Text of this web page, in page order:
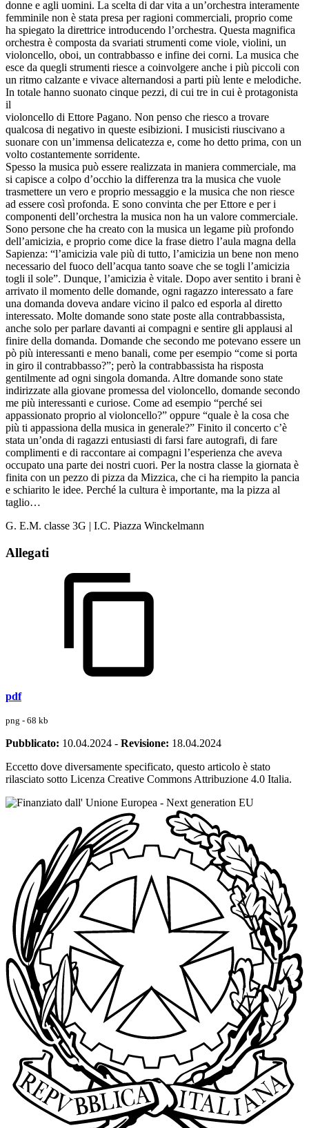
donne e agli uomini. La scelta di dar vita a un’orchestra interamente
femminile non è stata presa per ragioni commerciali, proprio come
ha spiegato la direttrice introducendo l’orchestra. Questa magnifica
orchestra è composta da svariati strumenti come viole, violini, un
violoncello, oboi, un contrabbasso e infine dei corni. La musica che
esce da quegli strumenti riesce a coinvolgere anche i più piccoli con
un ritmo calzante e vivace alternandosi a parti più lente e melodiche.
In totale hanno suonato cinque pezzi, di cui tre in cui è protagonista
il
violoncello di Ettore Pagano. Non penso che riesco a trovare
qualcosa di negativo in queste esibizioni. I musicisti riuscivano a
suonare con un’immensa delicatezza e, come ho detto prima, con un
volto costantemente sorridente.
Spesso la musica può essere realizzata in maniera commerciale, ma
si capisce a colpo d’occhio la differenza tra la musica che vuole
trasmettere un vero e proprio messaggio e la musica che non riesce
ad essere così profonda. E sono convinta che per Ettore e per i
componenti dell’orchestra la musica non ha un valore commerciale.
Sono persone che ha creato con la musica un legame più profondo
dell’amicizia, e proprio come dice la frase dietro l’aula magna della
Sapienza: “l’amicizia vale più di tutto, l’amicizia un bene non meno
necessario del fuoco dell’acqua tanto soave che se togli l’amicizia
togli il sole”. Dunque, l’amicizia è vitale. Dopo aver sentito i brani è
arrivato il momento delle domande, ogni ragazzo interessato a fare
una domanda doveva andare vicino il palco ed esporla al diretto
interessato. Molte domande sono state poste alla contrabbassista,
anche solo per parlare davanti ai compagni e sentire gli applausi al
finire della domanda. Domande che secondo me potevano essere un
pò più interessanti e meno banali, come per esempio “come si porta
in giro il contrabbasso?”; però la contrabbassista ha risposta
gentilmente ad ogni singola domanda. Altre domande sono state
indirizzate alla giovane promessa del violoncello, domande secondo
me più interessanti e curiose. Come ad esempio “perché sei
appassionato proprio al violoncello?” oppure “quale è la cosa che
più ti appassiona della musica in generale?” Finito il concerto c’è
stata un’onda di ragazzi entusiasti di farsi fare autografi, di fare
complimenti e di raccontare ai compagni l’esperienza che aveva
occupato una parte dei nostri cuori. Per la nostra classe la giornata è
finita con un pezzo di pizza da Mizzica, che ci ha riempito la pancia
e schiarito le idee. Perché la cultura è importante, ma la pizza al
taglio…
G. E.M. classe 3G | I.C. Piazza Winckelmann
Allegati
pdf
png - 68 kb
Pubblicato: 10.04.2024 - Revisione: 18.04.2024
Eccetto dove diversamente specificato, questo articolo è stato
rilasciato sotto Licenza Creative Commons Attribuzione 4.0 Italia.